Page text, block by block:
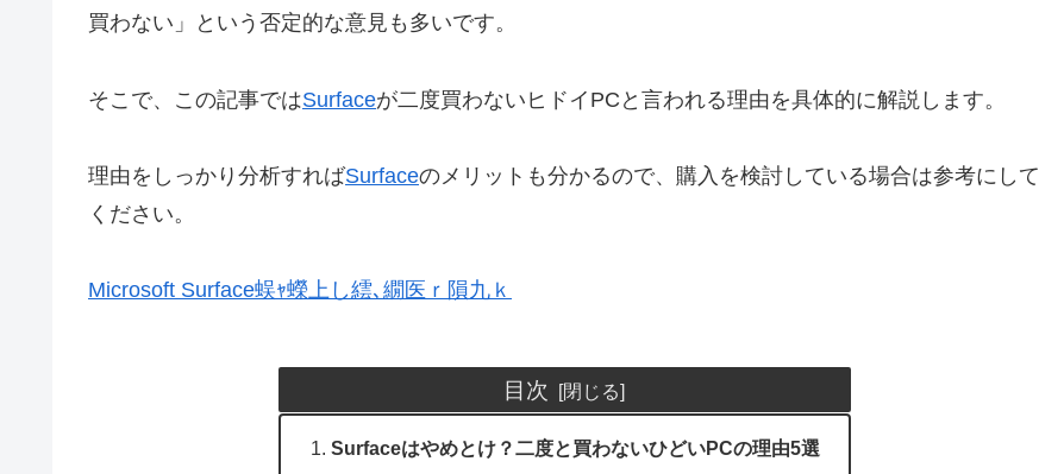
買わない」という否定的な意見も多いです。
そこで、この記事ではSurfaceが二度買わないヒドイPCと言われる理由を具体的に解説します。
理由をしっかり分析すればSurfaceのメリットも分かるので、購入を検討している場合は参考にして
ください。
Microsoft Surface蜈ｬ蠑上し繧､繝医ｒ隕九ｋ
目次
Surfaceはやめとけ？二度と買わないひどいPCの理由5選